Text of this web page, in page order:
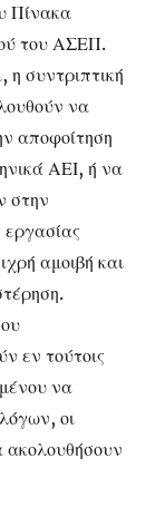
Πίνακα
του ΑΣΕΠ.
η συντριπτική
να
αποφοίτηση
ΑΕΙ, ή να
στην
εργασίας
αμοιβή και
εν τούτοις
να
οι
ακολουθήσουν